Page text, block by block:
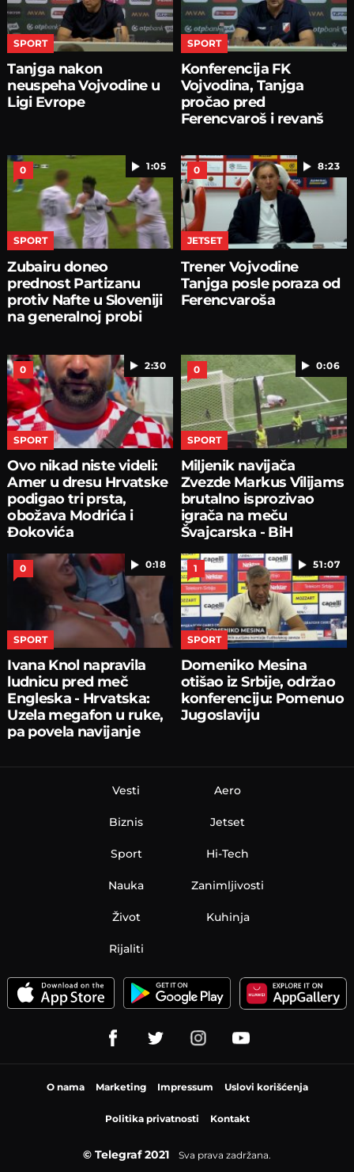
SPORT
Tanjga nakon
neuspeha Vojvodine u
Ligi Evrope
SPORT
Konferencija FK
Vojvodina, Tanjga
pročao pred
Ferencvaroš i revanš
1:05
0
SPORT
Zubairu doneo
prednost Partizanu
protiv Nafte u Sloveniji
na generalnoj probi
8:23
0
JETSET
Trener Vojvodine
Tanjga posle poraza od
Ferencvaroša
2:30
0
SPORT
Ovo nikad niste videli:
Amer u dresu Hrvatske
podigao tri prsta,
obožava Modrića i
Đokovića
0:06
0
SPORT
Miljenik navijača
Zvezde Markus Vilijams
brutalno isprozivao
igrača na meču
Švajcarska - BiH
0:18
0
SPORT
Ivana Knol napravila
ludnicu pred meč
Engleska - Hrvatska:
Uzela megafon u ruke,
pa povela navijanje
51:07
1
SPORT
Domeniko Mesina
otišao iz Srbije, održao
konferenciju: Pomenuo
Jugoslaviju
Vesti
Biznis
Sport
Nauka
Aero
Jetset
Hi-Tech
Zanimljivosti
Život Kuhinja
Rijaliti
O nama Marketing Impressum Uslovi korišćenja
Politika privatnosti Kontakt
© Telegraf 2021 Sva prava zadržana.